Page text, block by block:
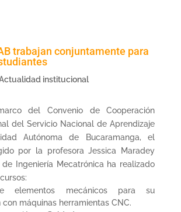
trabajan conjuntamente para
institucional
del Convenio de Cooperación
del Servicio Nacional de Aprendizaje
Autónoma de Bucaramanga, el
por la profesora Jessica Maradey
Ingeniería Mecatrónica ha realizado
elementos mecánicos para su
máquinas herramientas CNC.